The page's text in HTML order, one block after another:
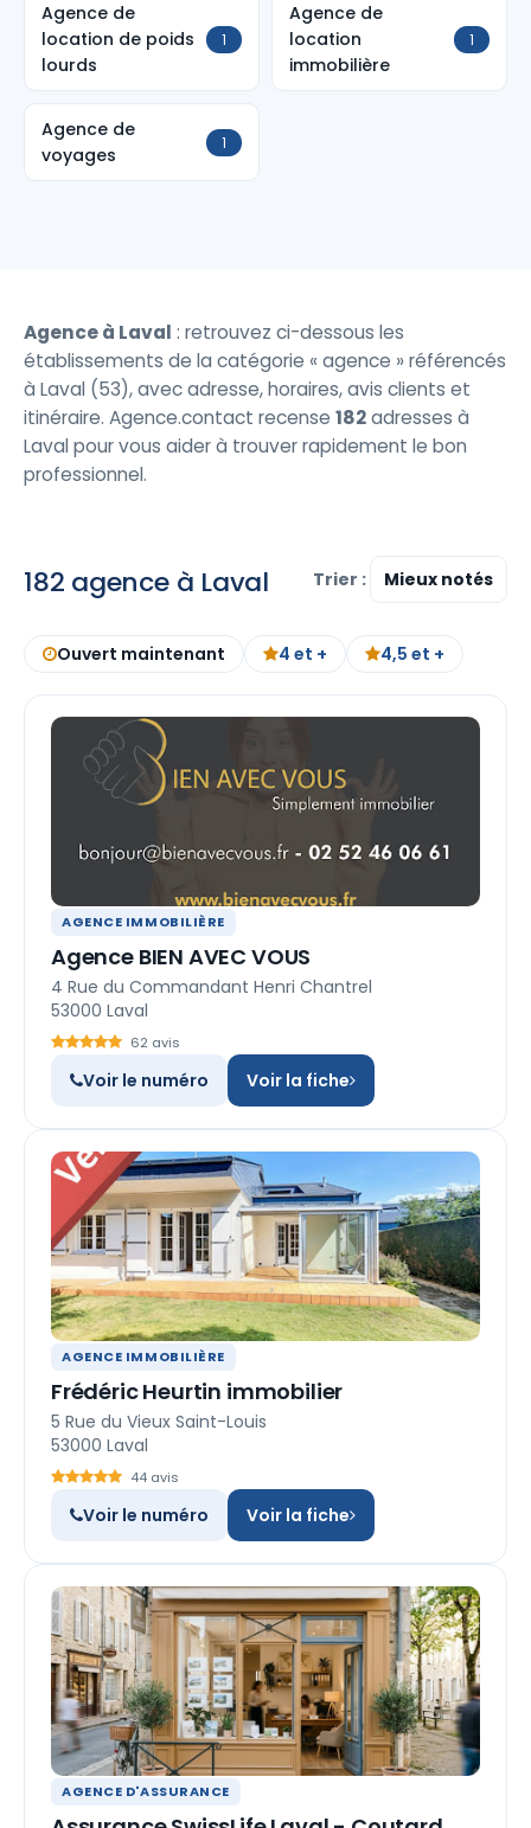
Agence de
location de poids
lourds
1
Agence de
location
immobilière
1
Agence de
voyages
1
Agence à Laval : retrouvez ci-dessous les
établissements de la catégorie « agence » référencés
à Laval (53), avec adresse, horaires, avis clients et
itinéraire. Agence.contact recense 182adresses à
Laval pour vous aider à trouver rapidement le bon
professionnel.
182 agence à Laval Trier :
Ouvert maintenant 4 et + 4,5 et +
AGENCE IMMOBILIÈRE
Agence BIEN AVEC VOUS
4 Rue du Commandant Henri Chantrel
53000 Laval
62 avis
Voir le numéro Voir la fiche
AGENCE IMMOBILIÈRE
Frédéric Heurtin immobilier
5 Rue du Vieux Saint-Louis
53000 Laval
44 avis
Voir le numéro Voir la fiche
AGENCE D'ASSURANCE